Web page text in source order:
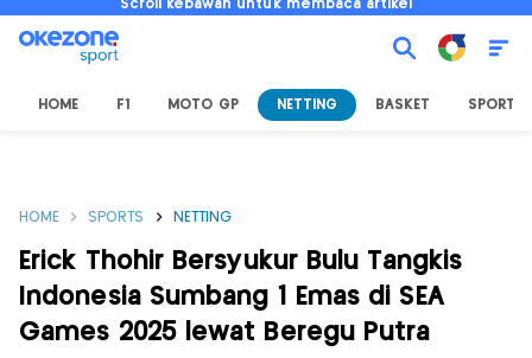
Scroll kebawah untuk membaca artikel
HOME F1 MOTO GP NETTING BASKET SPORT
HOME SPORTS NETTING
Erick Thohir Bersyukur Bulu Tangkis
Indonesia Sumbang 1 Emas di SEA
Games 2025 lewat Beregu Putra